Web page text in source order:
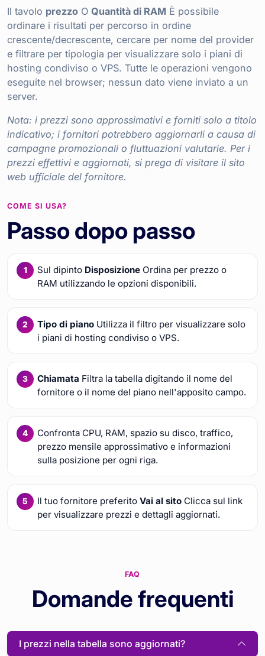
Il tavolo prezzo O Quantità di RAM È possibile
ordinare i risultati per percorso in ordine
crescente/decrescente, cercare per nome del provider
e filtrare per tipologia per visualizzare solo i piani di
hosting condiviso o VPS. Tutte le operazioni vengono
eseguite nel browser; nessun dato viene inviato a un
server.
Nota: i prezzi sono approssimativi e forniti solo a titolo
indicativo; i fornitori potrebbero aggiornarli a causa di
campagne promozionali o fluttuazioni valutarie. Per i
prezzi effettivi e aggiornati, si prega di visitare il sito
web ufficiale del fornitore.
COME SI USA?
Passo dopo passo
Sul dipinto DisposizioneOrdina per prezzo o
RAM utilizzando le opzioni disponibili.
Tipo di pianoUtilizza il filtro per visualizzare solo
i piani di hosting condiviso o VPS.
Chiamata Filtra la tabella digitando il nome del
fornitore o il nome del piano nell'apposito campo.
Confronta CPU, RAM, spazio su disco, traffico,
prezzo mensile approssimativo e informazioni
sulla posizione per ogni riga.
Il tuo fornitore preferito Vai al sitoClicca sul link
per visualizzare prezzi e dettagli aggiornati.
FAQ
Domande frequenti
I prezzi nella tabella sono aggiornati?